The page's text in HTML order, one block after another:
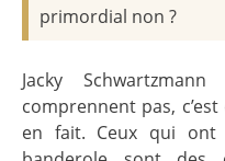
primordial non ?
Jacky
comprennent pas,
en fait. Ceux qui